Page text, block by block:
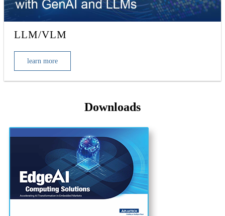
LLM/VLM
learn more
Downloads